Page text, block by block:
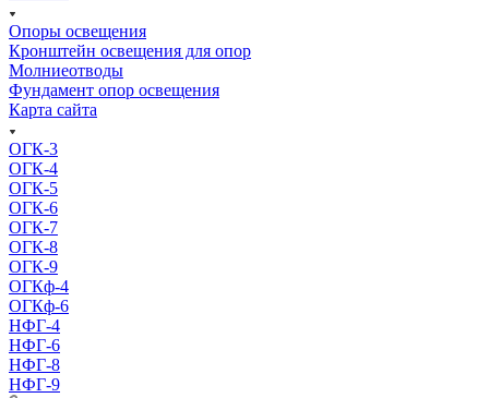
Опоры освещения
Кронштейн освещения для опор
Молниеотводы
Фундамент опор освещения
Карта сайта
ОГК-3
ОГК-4
ОГК-5
ОГК-6
ОГК-7
ОГК-8
ОГК-9
ОГКф-4
ОГКф-6
НФГ-4
НФГ-6
НФГ-8
НФГ-9